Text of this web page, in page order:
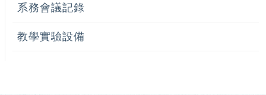
系務會議記錄
教學實驗設備